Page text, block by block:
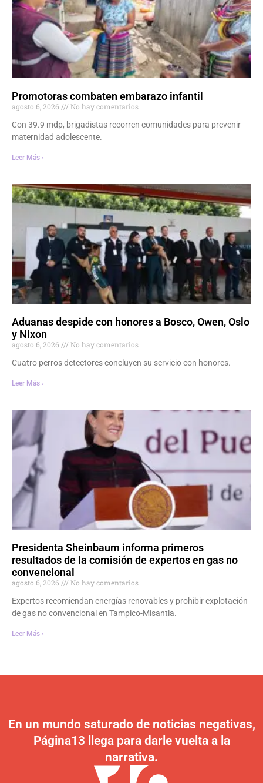
Promotoras combaten embarazo infantil
agosto 6, 2026
No hay comentarios
Con 39.9 mdp, brigadistas recorren comunidades para prevenir
maternidad adolescente.
Leer Más ›
Aduanas despide con honores a Bosco, Owen, Oslo
y Nixon
agosto 6, 2026
No hay comentarios
Cuatro perros detectores concluyen su servicio con honores.
Leer Más ›
Presidenta Sheinbaum informa primeros
resultados de la comisión de expertos en gas no
convencional
agosto 6, 2026
No hay comentarios
Expertos recomiendan energías renovables y prohibir explotación
de gas no convencional en Tampico-Misantla.
Leer Más ›
En un mundo saturado de noticias negativas,
Página13 llega para darle vuelta a la
narrativa.